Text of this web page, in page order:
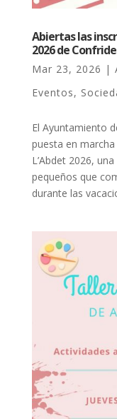
Abiertas las
2026 de
Mar 23, 2026 |
Eventos,
El Ayuntamiento
puesta en
L’Abdet 2026,
pequeños que
durante las